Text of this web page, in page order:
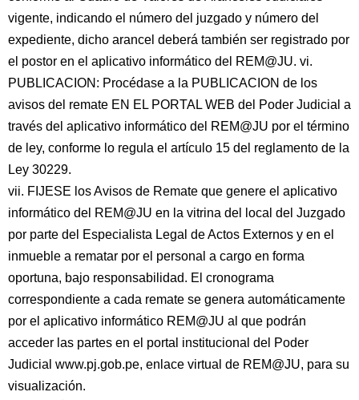
vigente, indicando el número del juzgado y número del
expediente, dicho arancel deberá también ser registrado por
el postor en el aplicativo informático del REM@JU. vi.
PUBLICACION: Procédase a la PUBLICACION de los
avisos del remate EN EL PORTAL WEB del Poder Judicial a
través del aplicativo informático del REM@JU por el término
de ley, conforme lo regula el artículo 15 del reglamento de la
Ley 30229.
vii. FIJESE los Avisos de Remate que genere el aplicativo
informático del REM@JU en la vitrina del local del Juzgado
por parte del Especialista Legal de Actos Externos y en el
inmueble a rematar por el personal a cargo en forma
oportuna, bajo responsabilidad. El cronograma
correspondiente a cada remate se genera automáticamente
por el aplicativo informático REM@JU al que podrán
acceder las partes en el portal institucional del Poder
Judicial www.pj.gob.pe, enlace virtual de REM@JU, para su
visualización.